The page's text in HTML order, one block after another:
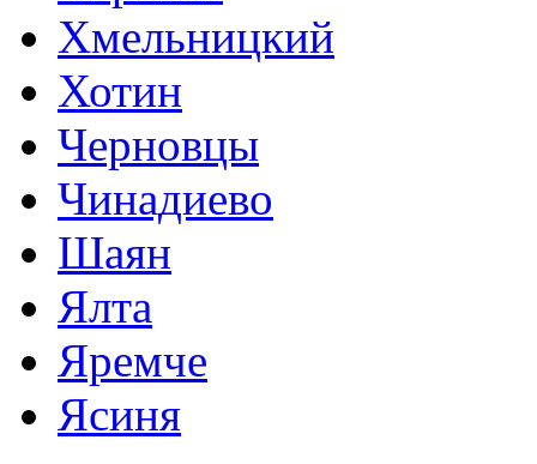
Хмельницкий
Хотин
Черновцы
Чинадиево
Шаян
Ялта
Яремче
Ясиня